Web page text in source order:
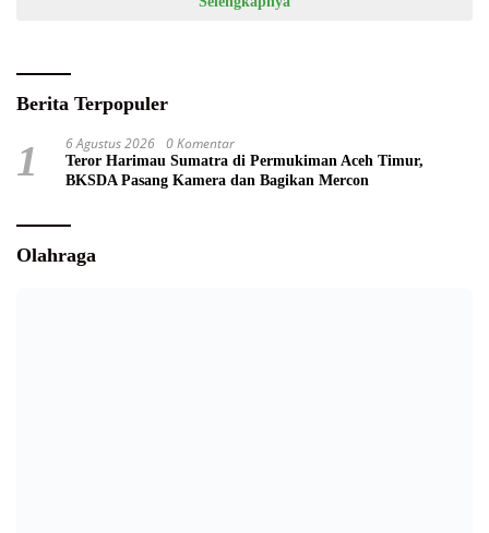
Berita Terpopuler
1 6 Agustus 2026 0 Komentar
Teror Harimau Sumatra di Permukiman Aceh Timur,
BKSDA Pasang Kamera dan Bagikan Mercon
Olahraga